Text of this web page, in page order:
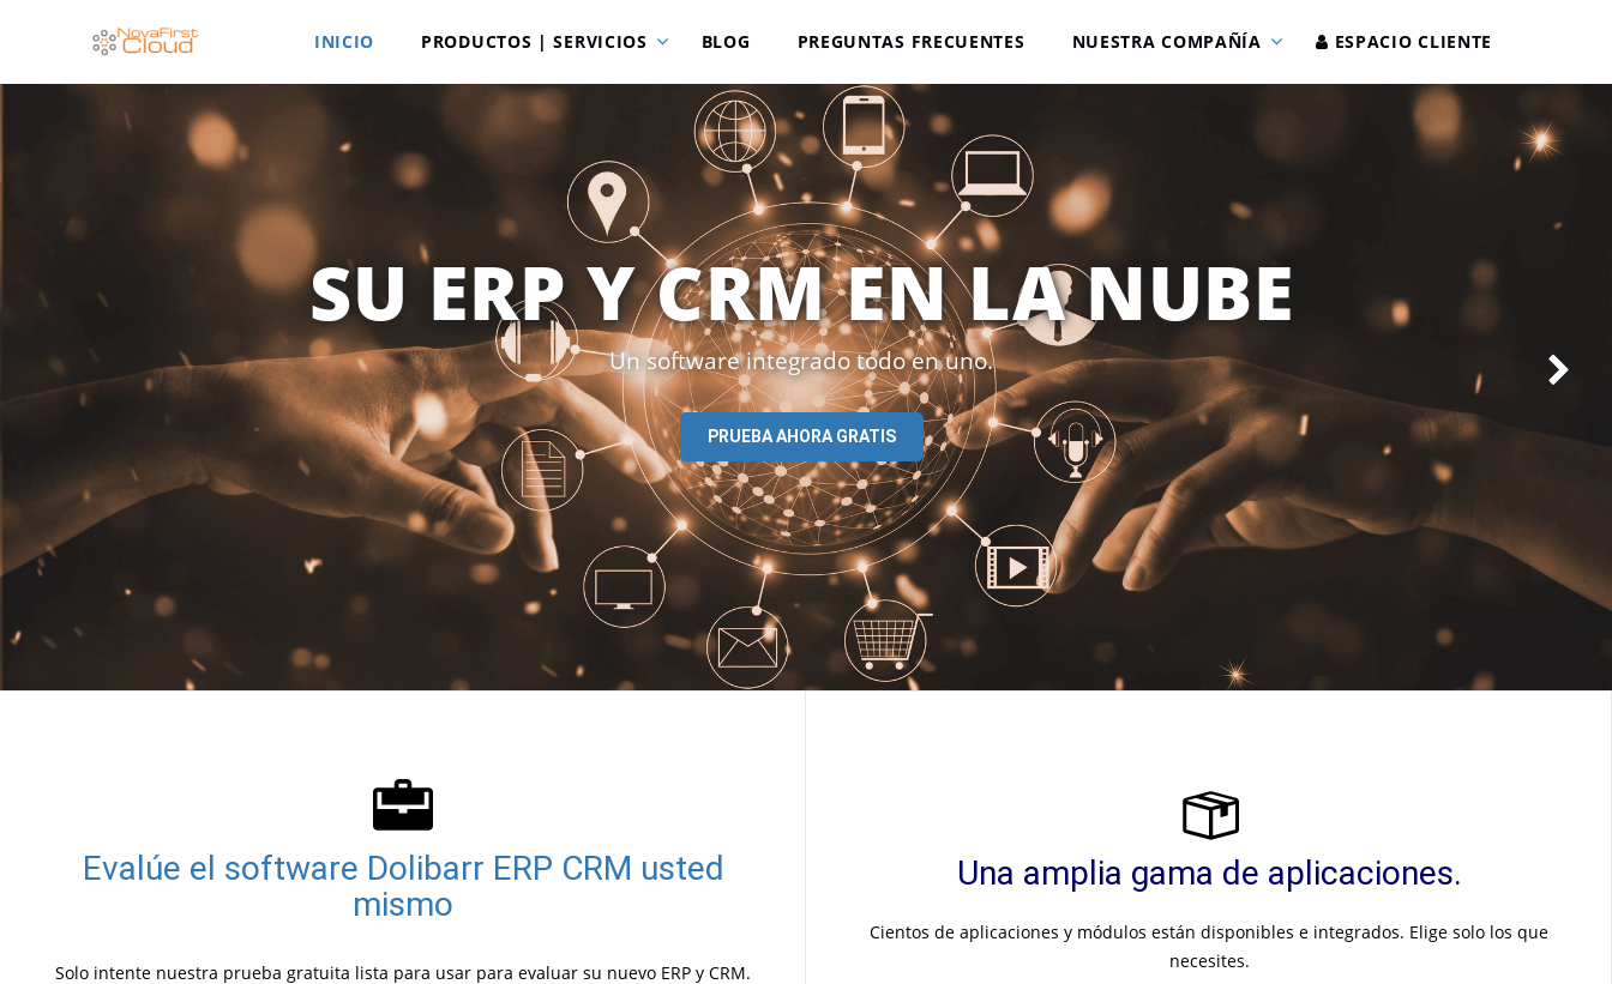
INICIO PRODUCTOS | SERVICIOS BLOG PREGUNTAS FRECUENTES NUESTRA COMPAÑÍA ESPACIO CLIENTE
SU ERP Y CRM EN LA NUBE
Un software integrado todo en uno.
PRUEBA AHORA GRATIS
Evalúe el software Dolibarr ERP CRM usted
mismo
Solo intente nuestra prueba gratuita lista para usar para evaluar su nuevo ERP y CRM.
Una amplia gama de aplicaciones.
Cientos de aplicaciones y módulos están disponibles e integrados. Elige solo los que
necesites.